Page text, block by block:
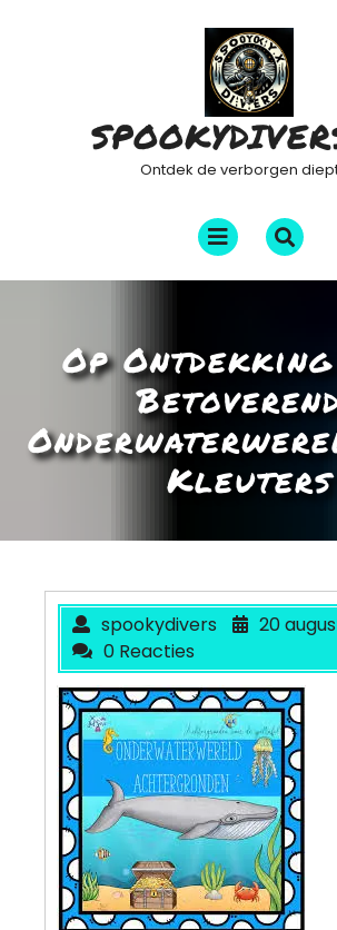
Ontdek de verborgen
Menu
openen
Op
Kleuters
spookydivers
20
0 Reacties